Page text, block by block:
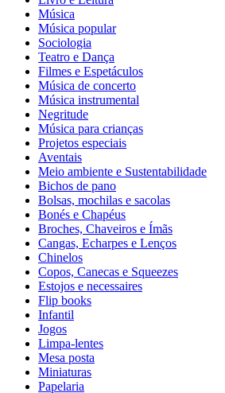
Música
Música popular
Sociologia
Teatro e Dança
Filmes e Espetáculos
Música de concerto
Música instrumental
Negritude
Música para crianças
Projetos especiais
Aventais
Meio ambiente e Sustentabilidade
Bichos de pano
Bolsas, mochilas e sacolas
Bonés e Chapéus
Broches, Chaveiros e Ímãs
Cangas, Echarpes e Lenços
Chinelos
Copos, Canecas e Squeezes
Estojos e necessaires
Flip books
Infantil
Jogos
Limpa-lentes
Mesa posta
Miniaturas
Papelaria